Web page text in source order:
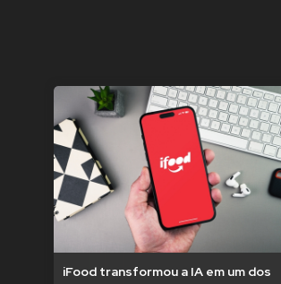
iFood transformou a IA em um dos